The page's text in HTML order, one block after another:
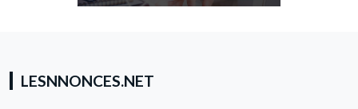
LESNNONCES.NET